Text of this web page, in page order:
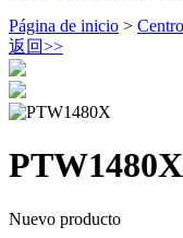
Página de inicio >
返回>>
PTW1480X
Nuevo producto